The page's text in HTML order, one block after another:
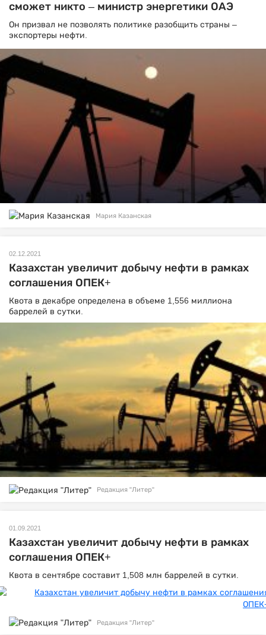
сможет никто – министр энергетики ОАЭ
Он призвал не позволять политике разобщить страны –
экспортеры нефти.
Мария Казанская
02.12.2021
Казахстан увеличит добычу нефти в рамках
соглашения ОПЕК+
Квота в декабре определена в объеме 1,556 миллиона
баррелей в сутки.
Редакция "Литер"
01.09.2021
Казахстан увеличит добычу нефти в рамках
соглашения ОПЕК+
Квота в сентябре составит 1,508 млн баррелей в сутки.
Редакция "Литер"